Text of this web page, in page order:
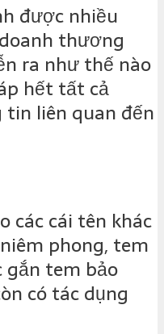
được nhiều
thương
ra như thế nào
hết tất cả
liên quan đến
các cái tên khác
phong, tem
gắn tem bảo
có tác dụng